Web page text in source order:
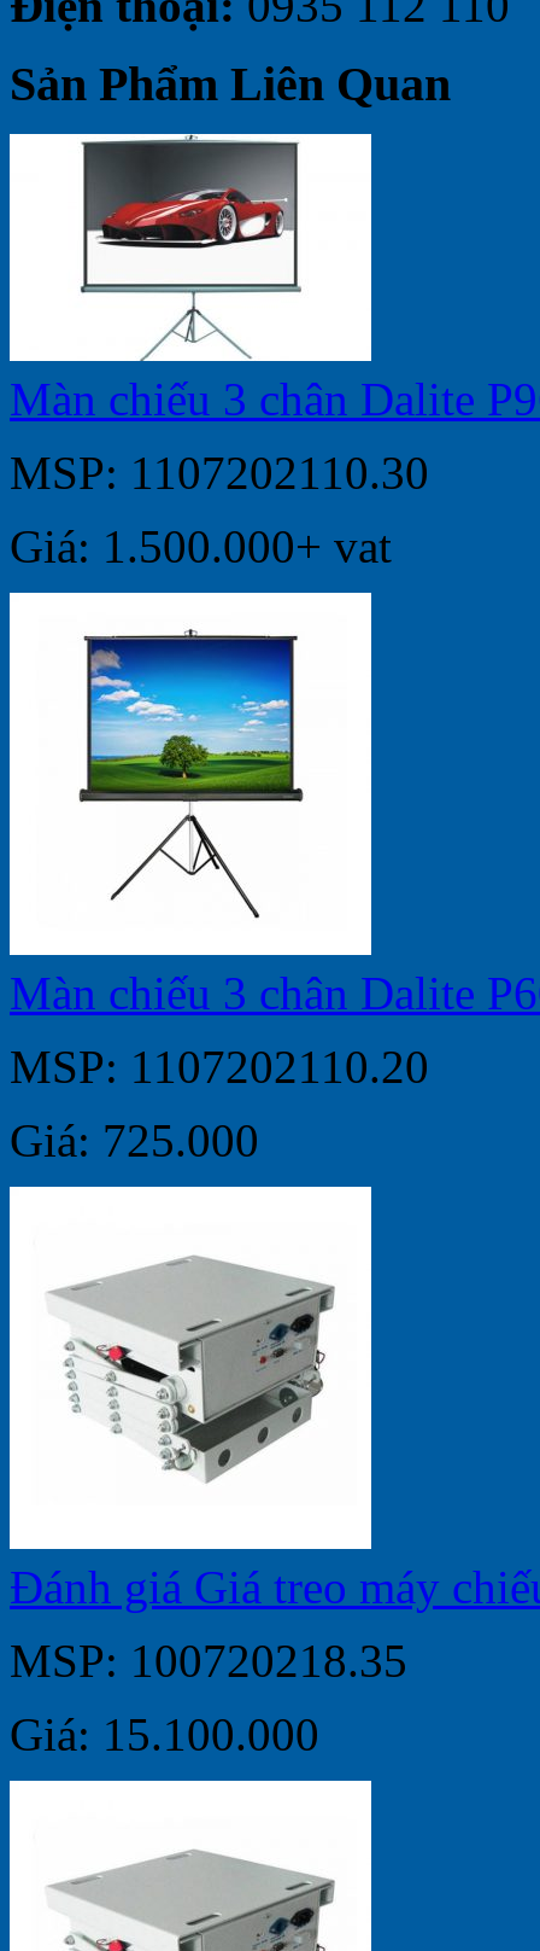
Sản Phẩm Liên Quan
Màn chiếu 3 chân Dalite
MSP: 1107202110.30
Giá: 1.500.000+ vat
Màn chiếu 3 chân Dalite
MSP: 1107202110.20
Giá: 725.000
Đánh giá Giá treo máy
MSP: 100720218.35
Giá: 15.100.000